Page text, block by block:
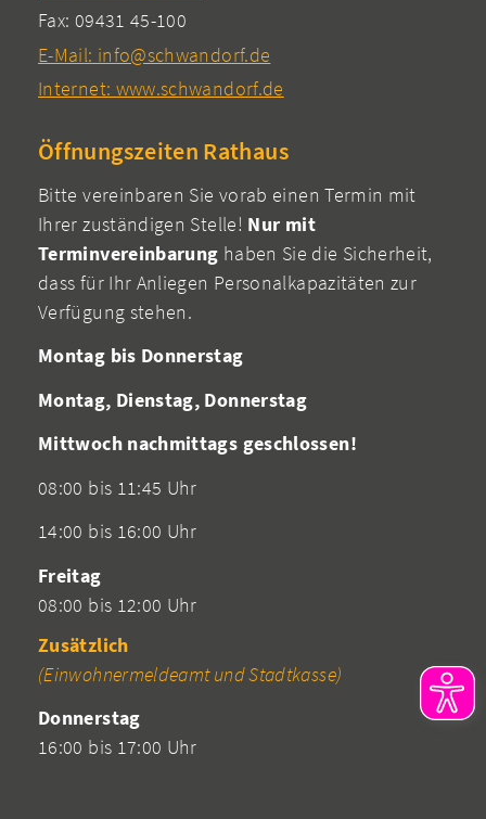
Fax: 09431 45-100
E-Mail: info@schwandorf.de
Internet: www.schwandorf.de
Öffnungszeiten Rathaus
Bitte vereinbaren Sie vorab einen Termin mit
Ihrer zuständigen Stelle! Nur mit
Terminvereinbarung haben Sie die Sicherheit,
dass für Ihr Anliegen Personalkapazitäten zur
Verfügung stehen.
Montag bis Donnerstag
Montag, Dienstag, Donnerstag
Mittwoch nachmittags geschlossen!
08:00 bis 11:45 Uhr
14:00 bis 16:00 Uhr
Freitag
08:00 bis 12:00 Uhr
Zusätzlich
(Einwohnermeldeamt und Stadtkasse)
Donnerstag
16:00 bis 17:00 Uhr